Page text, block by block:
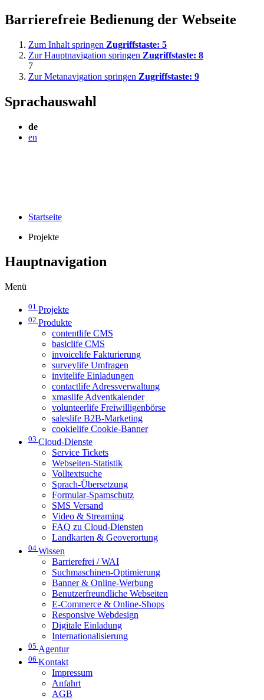
Barrierefreie Bedienung der Webseite
Zum Inhalt springen Zugriffstaste: 5
Zur Hauptnavigation springen Zugriffstaste: 8
7
Zur Metanavigation springen Zugriffstaste: 9
Sprachauswahl
de
en
Startseite
Projekte
Hauptnavigation
Menü
01 Projekte
02 Produkte
contentlife CMS
basiclife CMS
invoicelife Fakturierung
surveylife Umfragen
invitelife Einladungen
contactlife Adressverwaltung
xmaslife Adventkalender
volunteerlife Freiwilligenbörse
saleslife B2B-Marketing
cookielife Cookie-Banner
03 Cloud-Dienste
Service Tickets
Webseiten-Statistik
Volltextsuche
Sprach-Übersetzung
Formular-Spamschutz
SMS Versand
Video & Streaming
FAQ zu Cloud-Diensten
Landkarten & Geoverortung
04 Wissen
Barrierefrei / WAI
Suchmaschinen-Optimierung
Banner & Online-Werbung
Benutzerfreundliche Webseiten
E-Commerce & Online-Shops
Responsive Webdesign
Digitale Einladung
Internationalisierung
05 Agentur
06 Kontakt
Impressum
Anfahrt
AGB